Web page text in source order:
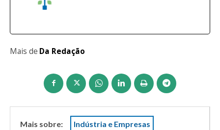
Mais de Da Redação
Mais sobre: Indústria e Empresas